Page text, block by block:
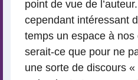
point de vue de
cependant intéressant
temps un espace à
serait-ce que pour ne
une sorte de discours